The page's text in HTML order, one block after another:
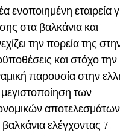
ενοποιημένη εταιρεία
στα βαλκάνια και
την πορεία της
και στόχο την
παρουσία στην
των
ελέγχοντας 7